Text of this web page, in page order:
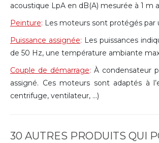
acoustique LpA en dB(A) mesurée à 1 m
Peinture: Les moteurs sont protégés par
Puissance assignée: Les puissances
de 50 Hz, une température ambiante
Couple de démarrage: À condensateur
assigné. Ces moteurs sont adaptés à
centrifuge, ventilateur, ...)
30 AUTRES PRODUITS QUI